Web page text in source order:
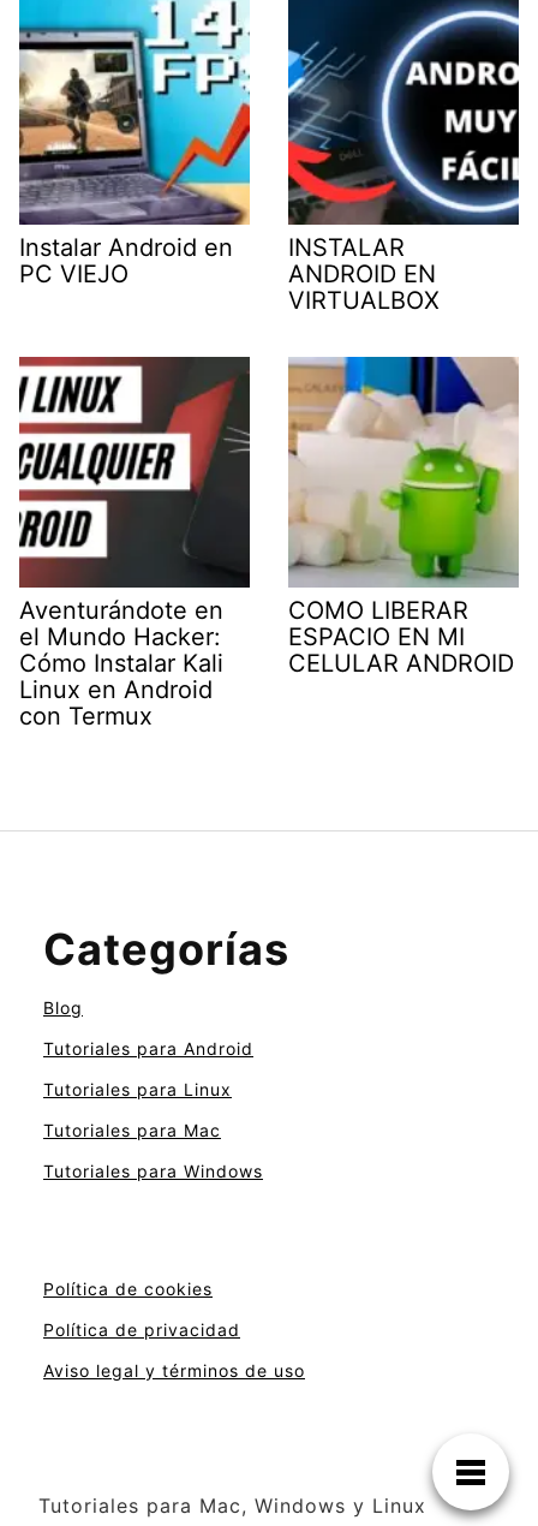
Instalar Android en
PC VIEJO
INSTALAR
ANDROID EN
VIRTUALBOX
Aventurándote en
el Mundo Hacker:
Cómo Instalar Kali
Linux en Android
con Termux
COMO LIBERAR
ESPACIO EN MI
CELULAR ANDROID
Categorías
Blog
Tutoriales para Android
Tutoriales para Linux
Tutoriales para Mac
Tutoriales para Windows
Política de cookies
Política de privacidad
Aviso legal y términos de uso
Tutoriales para Mac, Windows y Linux